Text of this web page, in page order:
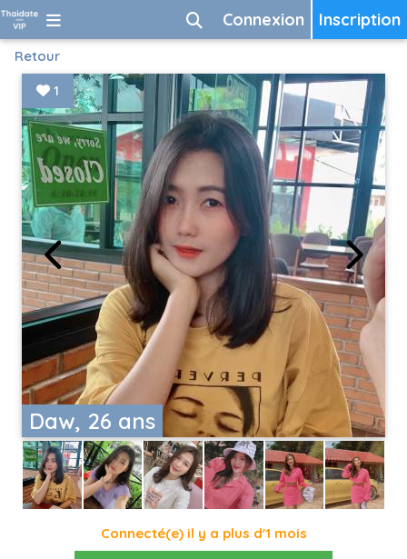
Inscription
Connexion
Retour
Daw, 26 ans
1
Connecté(e) il y a plus d'1 mois